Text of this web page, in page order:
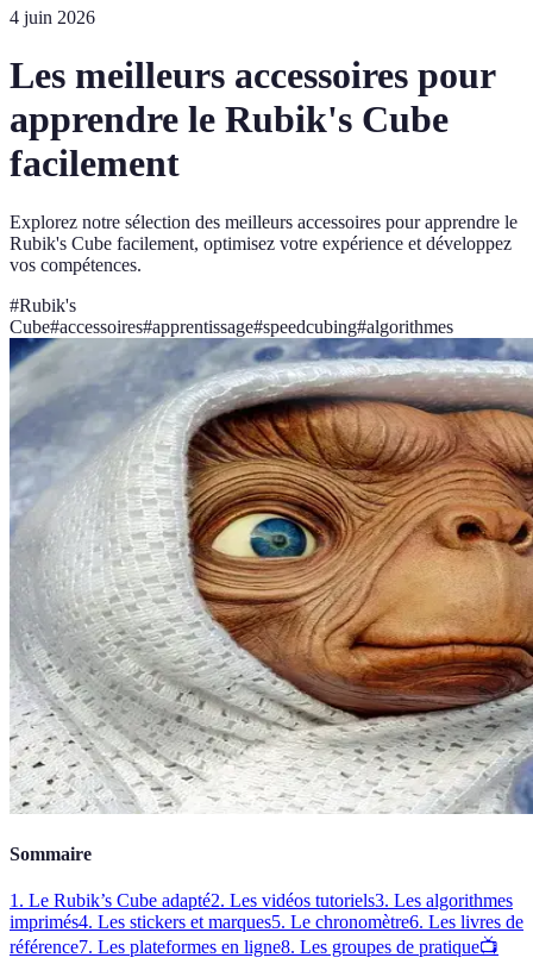
4 juin 2026
Les meilleurs accessoires pour
apprendre le Rubik's Cube
facilement
Explorez notre sélection des meilleurs accessoires pour apprendre le
Rubik's Cube facilement, optimisez votre expérience et développez
vos compétences.
#Rubik's
Cube#accessoires#apprentissage#speedcubing#algorithmes
Sommaire
1. Le Rubik’s Cube adapté2. Les vidéos tutoriels3. Les algorithmes
imprimés4. Les stickers et marques5. Le chronomètre6. Les livres de
référence7. Les plateformes en ligne8. Les groupes de pratique📺